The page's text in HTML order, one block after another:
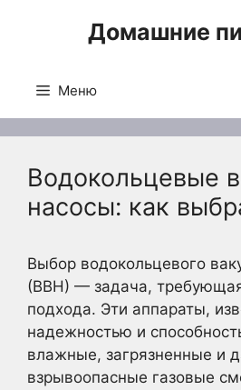
Домашние
Меню
Водокольцевые
насосы: как
Выбор водокольцевого
(ВВН) — задача,
подхода. Эти аппараты,
надежностью и
влажные, загрязненные и
взрывоопасные газовые